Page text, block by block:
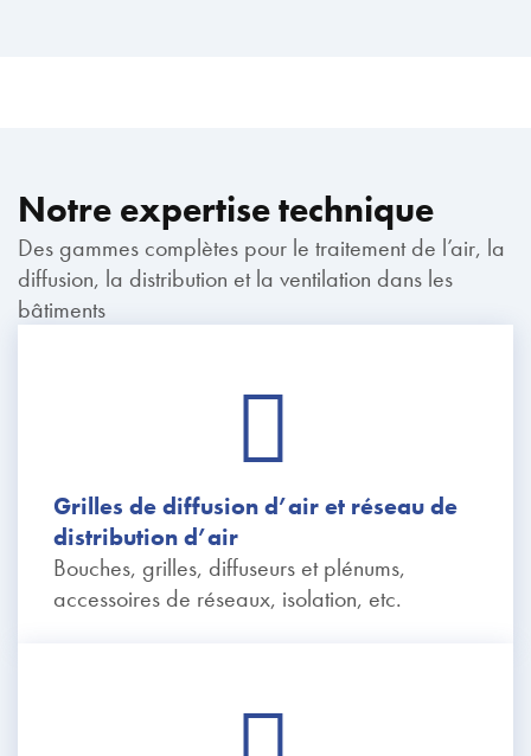
Notre expertise technique
Des gammes complètes pour le traitement de l’air, la
diffusion, la distribution et la ventilation dans les
bâtiments
Grilles de diffusion d’air et réseau de
distribution d’air
Bouches, grilles, diffuseurs et plénums,
accessoires de réseaux, isolation, etc.